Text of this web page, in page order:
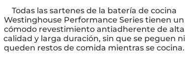
Todas las sartenes de la batería de cocina
Westinghouse Performance Series tienen un
cómodo revestimiento antiadherente de alta
calidad y larga duración, sin que se peguen ni
queden restos de comida mientras se cocina.